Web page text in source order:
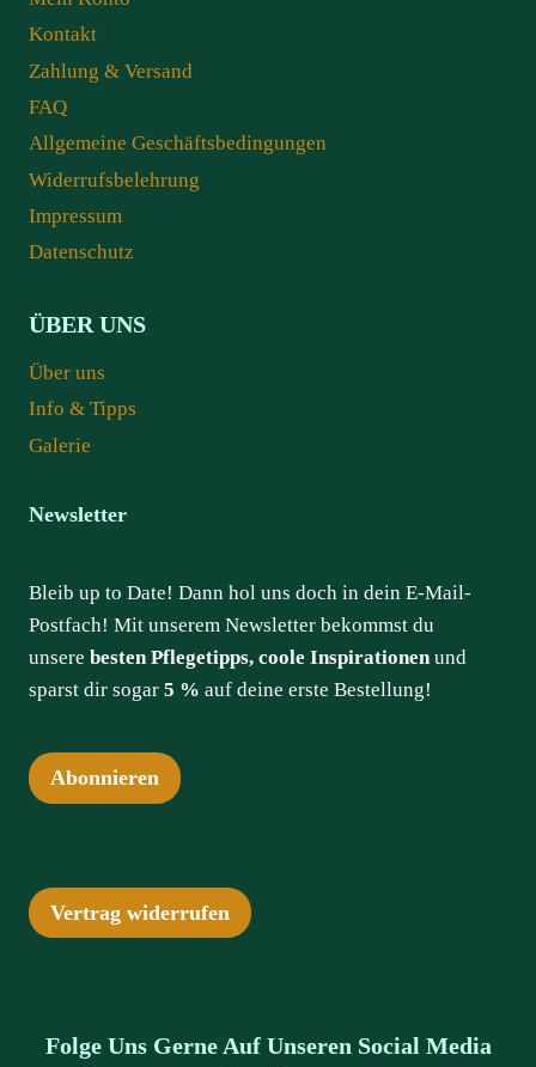
Kontakt
Zahlung & Versand
FAQ
Allgemeine Geschäftsbedingungen
Widerrufsbelehrung
Impressum
Datenschutz
ÜBER UNS
Über uns
Info & Tipps
Galerie
Newsletter
Bleib up to Date! Dann hol uns doch in dein E-Mail-
Postfach! Mit unserem Newsletter bekommst du
unsere besten Pflegetipps, coole Inspirationenund
sparst dir sogar 5 % auf deine erste Bestellung!
Abonnieren
Vertrag widerrufen
Folge Uns Gerne Auf Unseren Social Media